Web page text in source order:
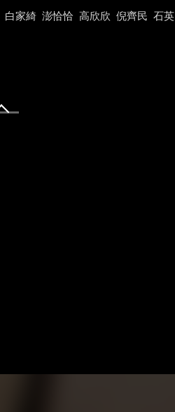
白家綺 澎恰恰 高欣欣 倪齊民 石英